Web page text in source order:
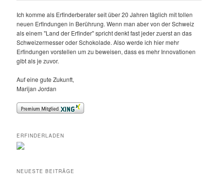
Ich komme als Erfinderberater seit über 20 Jahren täglich mit tollen
neuen Erfindungen in Berührung. Wenn man aber von der Schweiz
als einem "Land der Erfinder" spricht denkt fast jeder zuerst an das
Schweizermesser oder Schokolade. Also werde ich hier mehr
Erfindungen vorstellen um zu beweisen, dass es mehr Innovationen
gibt als je zuvor.
Auf eine gute Zukunft,
Marijan Jordan
ERFINDERLADEN
NEUESTE BEITRÄGE